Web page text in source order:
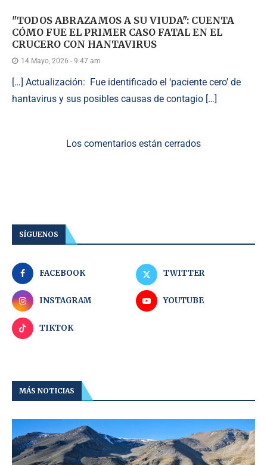
"TODOS ABRAZAMOS A SU VIUDA": CUENTA
CÓMO FUE EL PRIMER CASO FATAL EN EL
CRUCERO CON HANTAVIRUS
14 Mayo, 2026 - 9:47 am
[…] Actualización: Fue identificado el ‘paciente cero’ de
hantavirus y sus posibles causas de contagio […]
Los comentarios están cerrados
SÍGUENOS
FACEBOOK TWITTER
INSTAGRAM YOUTUBE
TIKTOK
MÁS NOTICIAS